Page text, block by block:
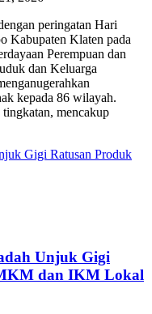
peringatan Hari
Kabupaten Klaten pada
Perempuan dan
dan Keluarga
kepada 86 wilayah.
tingkatan, mencakup
Unjuk Gigi
dan IKM Lokal